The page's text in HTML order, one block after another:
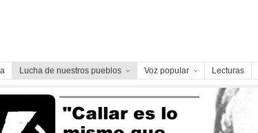
Lucha de nuestros pueblos Voz popular Lecturas